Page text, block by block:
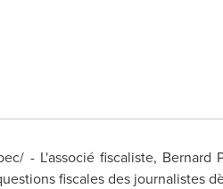
- L'associé fiscaliste, Bernard
fiscales des journalistes